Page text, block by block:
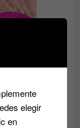
ABIDIS
elegir
en